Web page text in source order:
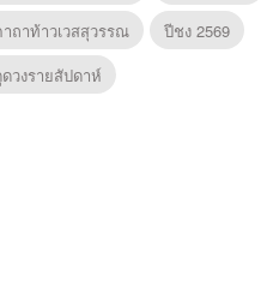
ถาท้าวเวสสุวรรณ
ปีชง 2569
วงรายสัปดาห์